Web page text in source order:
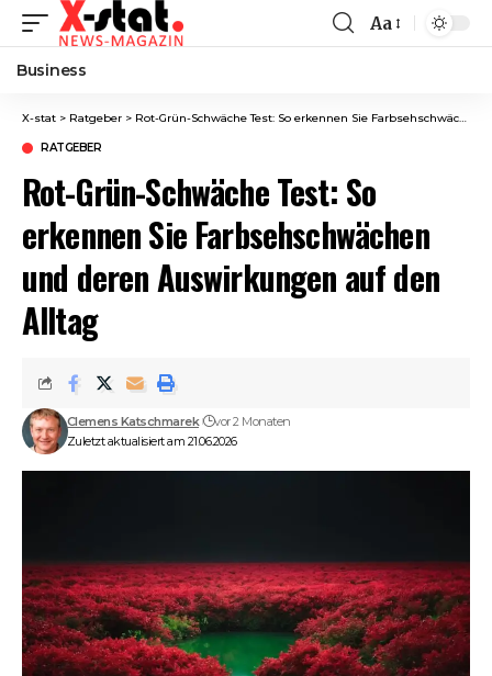
Font
Aa
Business
X-stat > Ratgeber > Rot-Grün-Schwäche Test: So erkennen Sie Farbsehschwächen und deren Auswirkungen auf den Alltag
RATGEBER
Rot-Grün-Schwäche Test: So
erkennen Sie Farbsehschwächen
und deren Auswirkungen auf den
Alltag
Zuletzt aktualisiert am 21.06.2026
Clemens Katschmarek vor 2 Monaten